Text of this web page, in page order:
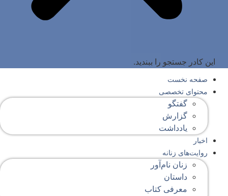
این کادر جستجو را ببندید.
صفحه‌ نخست
محتوای‌ تخصصی
گفتگو
گزارش
یادداشت
اخبار
روایت‌های زنانه
زنان نام‌آور
داستان
معرفی کتاب